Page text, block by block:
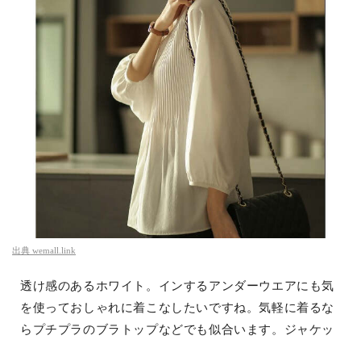
出典 wemall.link
透け感のあるホワイト。インするアンダーウエアにも気
を使っておしゃれに着こなしたいですね。気軽に着るな
らプチプラのブラトップなどでも似合います。ジャケッ